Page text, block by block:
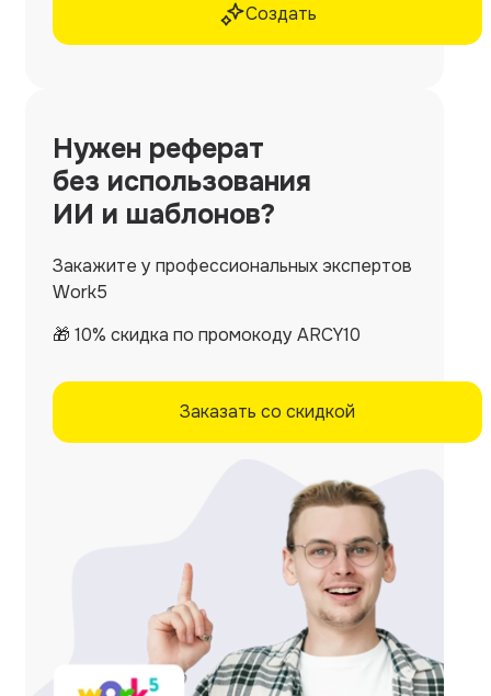
Создать
Нужен реферат
без использования
ИИ и шаблонов?
Закажите у профессиональных экспертов
Work5
🎁 10% скидка по промокоду ARCY10
Заказать со скидкой